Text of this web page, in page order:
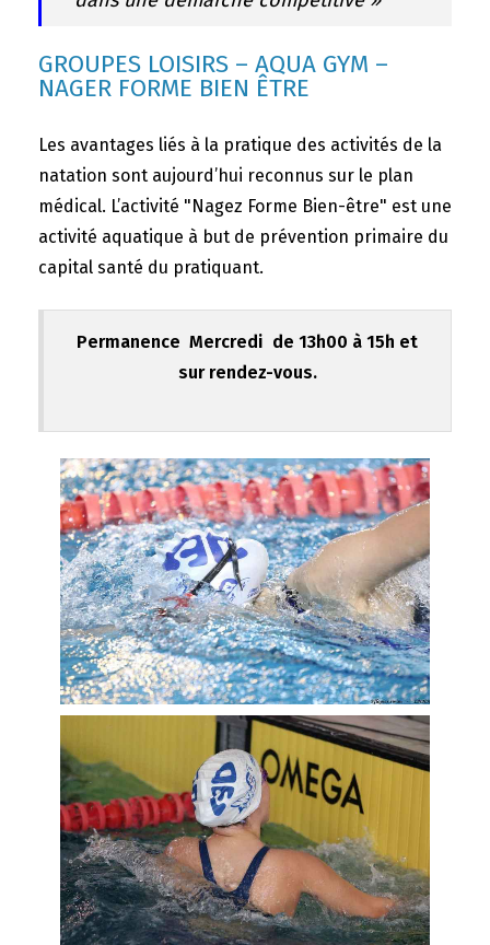
GROUPES LOISIRS – AQUA GYM –
NAGER FORME BIEN ÊTRE
Les avantages liés à la pratique des activités de la
natation sont aujourd’hui reconnus sur le plan
médical. L’activité "Nagez Forme Bien-être" est une
activité aquatique à but de prévention primaire du
capital santé du pratiquant.
Permanence Mercredi de 13h00 à 15h et
sur rendez-vous.